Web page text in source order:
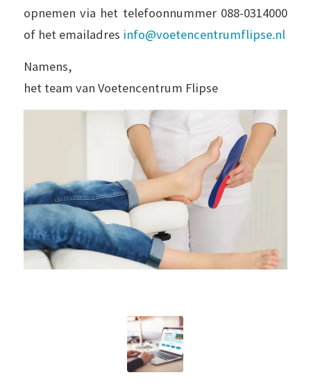
opnemen via het telefoonnummer 088-0314000
of het emailadres info@voetencentrumflipse.nl
Namens,
het team van Voetencentrum Flipse